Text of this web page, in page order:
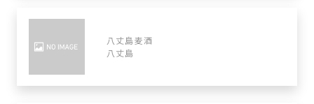
八丈島麦酒
八丈島